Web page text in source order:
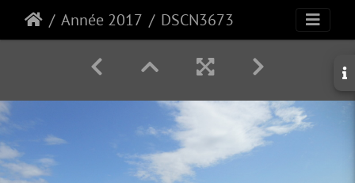
Année 2017 DSCN3673